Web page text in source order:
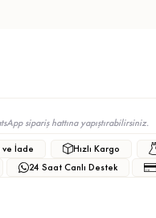
sipariş hattına yapıştırabilirsiniz.
ve İade Hızlı Kargo
24 Saat Canlı Destek